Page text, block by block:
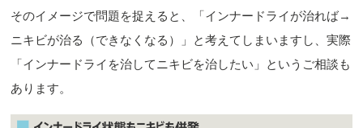
そのイメージで問題を捉えると、「インナードライが治れば→
ニキビが治る（できなくなる）」と考えてしまいますし、実際
「インナードライを治してニキビを治したい」というご相談も
あります。